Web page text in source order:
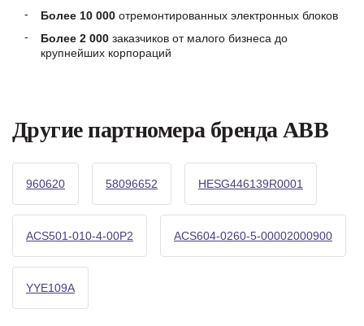
Более 10 000 отремонтированных электронных блоков
Более 2 000 заказчиков от малого бизнеса до
крупнейших корпораций
Другие партномера бренда ABB
960620 58096652 HESG446139R0001
ACS501-010-4-00P2 ACS604-0260-5-00002000900
YYE109A